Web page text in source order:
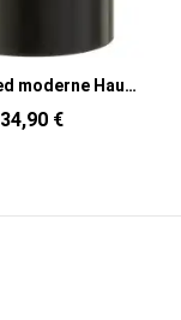
Bougie Led moderne Hauteur 10 cm en Cire Plastique Noir Luzina
34,90 €